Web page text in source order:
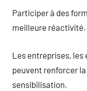
Participer à des
meilleure réactivité.
Les entreprises,
peuvent renforcer
sensibilisation.